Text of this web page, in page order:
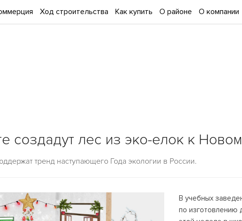
Ход строительства Как купить О районе О компании
создадут лес из эко-елок к
тренд наступающего Года экологии в России.
В учебных
по изготовлению